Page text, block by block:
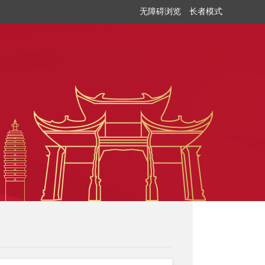
无障碍浏览 长者模式